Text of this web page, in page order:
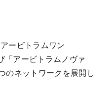
ービトラムワン
「アービトラムノヴァ
のネットワークを展開し